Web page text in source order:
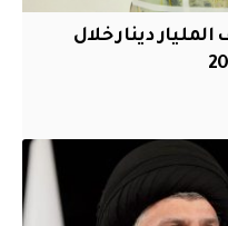
دينار خلال